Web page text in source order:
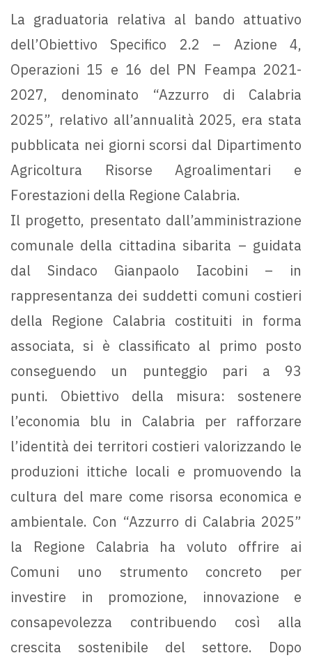
La graduatoria relativa al bando attuativo
dell’Obiettivo Specifico 2.2 – Azione 4,
Operazioni 15 e 16 del PN Feampa 2021-
2027, denominato “Azzurro di Calabria
2025”, relativo all’annualità 2025, era stata
pubblicata nei giorni scorsi dal Dipartimento
Agricoltura Risorse Agroalimentari e
Forestazioni della Regione Calabria.
Il progetto, presentato dall’amministrazione
comunale della cittadina sibarita – guidata
dal Sindaco Gianpaolo Iacobini – in
rappresentanza dei suddetti comuni costieri
della Regione Calabria costituiti in forma
associata, si è classificato al primo posto
conseguendo un punteggio pari a 93
punti. Obiettivo della misura: sostenere
l’economia blu in Calabria per rafforzare
l’identità dei territori costieri valorizzando le
produzioni ittiche locali e promuovendo la
cultura del mare come risorsa economica e
ambientale. Con “Azzurro di Calabria 2025”
la Regione Calabria ha voluto offrire ai
Comuni uno strumento concreto per
investire in promozione, innovazione e
consapevolezza contribuendo così alla
crescita sostenibile del settore. Dopo